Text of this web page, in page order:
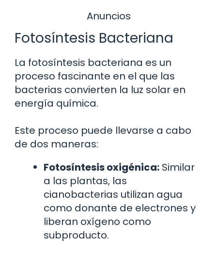
Anuncios
Fotosíntesis Bacteriana
La fotosíntesis bacteriana es un
proceso fascinante en el que las
bacterias convierten la luz solar en
energía química.
Este proceso puede llevarse a cabo
de dos maneras:
Fotosíntesis oxigénica: Similar
a las plantas, las
cianobacterias utilizan agua
como donante de electrones y
liberan oxígeno como
subproducto.